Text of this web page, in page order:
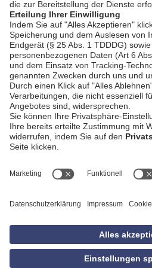
AGB
Datenschutzerklärung
Empfang
Privatsphäre